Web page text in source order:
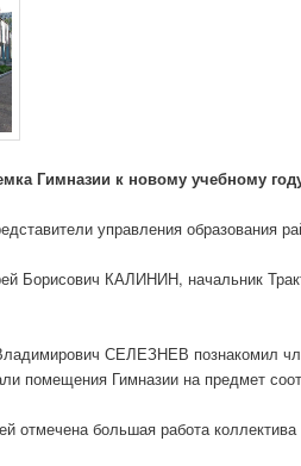
Гимназии к новому учебному
управления образования
Борисович КАЛИНИН, начальник
СЕЛЕЗНЕВ познакомил
помещения Гимназии на предмет
отмечена большая работа